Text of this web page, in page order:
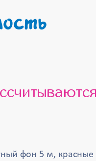
фон 5 м, красные